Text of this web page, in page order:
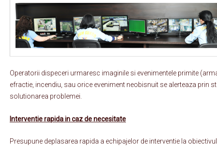
Operatorii dispeceri urmaresc imaginile si evenimentele primite
efractie, incendiu, sau orice eveniment neobisnuit se alerteaza prin
solutionarea problemei.
Interventie rapida in caz de necesitate
Presupune deplasarea rapida a echipajelor de interventie la